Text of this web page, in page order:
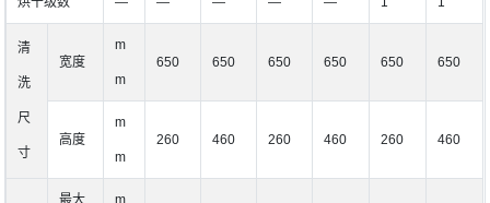
清
洗
尺
寸
宽度
m
m
650 650 650 650 650 650
高度
m
m
260 460 260 460 260 460